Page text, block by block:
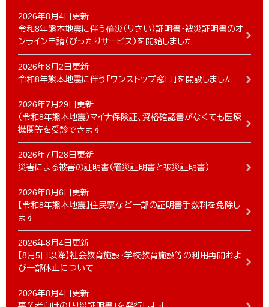
2026年8月4日更新
令和8年熊本地震に伴う罹災（りさい）証明書・被災証明書のオ
ンライン申請（ぴったりサービス）を開始しました
2026年8月2日更新
令和8年熊本地震に伴う「ワンストップ窓口」を開設しました
2026年7月29日更新
（令和8年熊本地震）マイナ保険証、資格確認書がなくても医療
機関等を受診できます
2026年7月28日更新
災害による被害の証明書（罹災証明書と被災証明書）
2026年8月6日更新
【令和8年熊本地震】住民票など一部の証明書手数料を免除し
ます
2026年8月4日更新
【8月5日以降】社会教育施設・学校教育施設等の利用再開およ
び一部休止について
2026年8月4日更新